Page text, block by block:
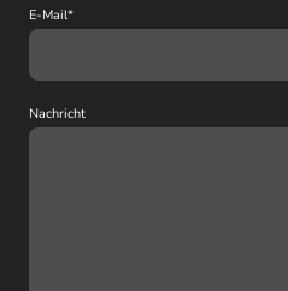
E-Mail*
Nachricht